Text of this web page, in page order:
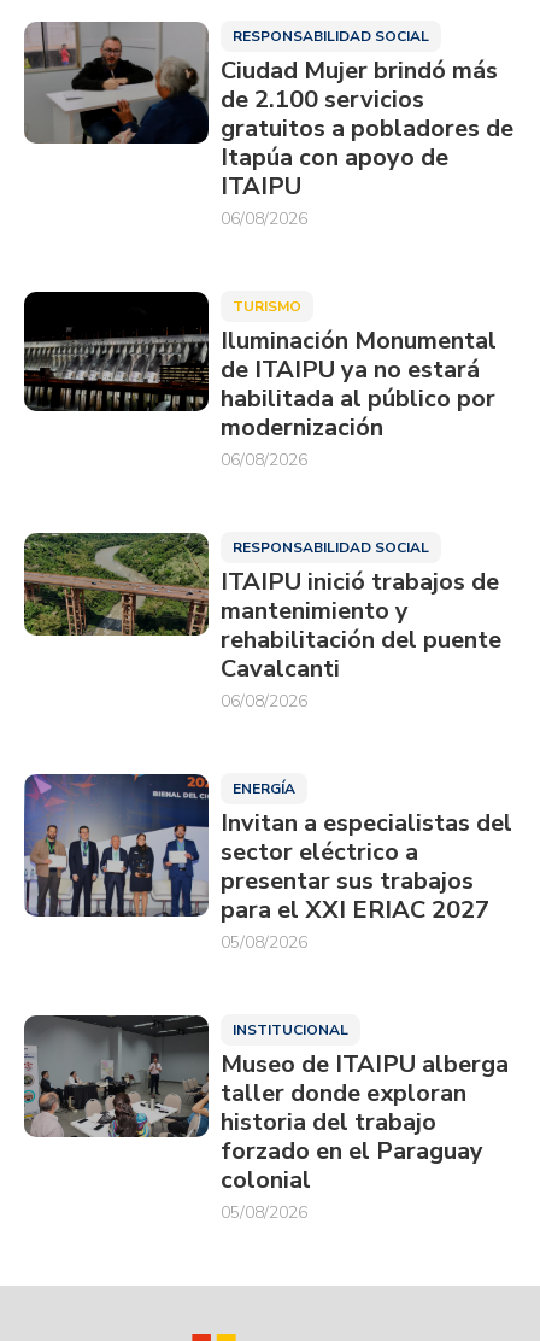
RESPONSABILIDAD SOCIAL
Ciudad Mujer brindó más
de 2.100 servicios
gratuitos a pobladores de
Itapúa con apoyo de
ITAIPU
06/08/2026
TURISMO
Iluminación Monumental
de ITAIPU ya no estará
habilitada al público por
modernización
06/08/2026
RESPONSABILIDAD SOCIAL
ITAIPU inició trabajos de
mantenimiento y
rehabilitación del puente
Cavalcanti
06/08/2026
ENERGÍA
Invitan a especialistas del
sector eléctrico a
presentar sus trabajos
para el XXI ERIAC 2027
05/08/2026
INSTITUCIONAL
Museo de ITAIPU alberga
taller donde exploran
historia del trabajo
forzado en el Paraguay
colonial
05/08/2026